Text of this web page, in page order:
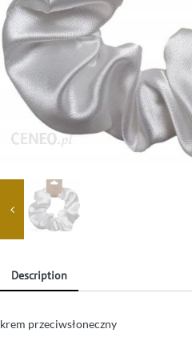
Description
krem przeciwsłoneczny